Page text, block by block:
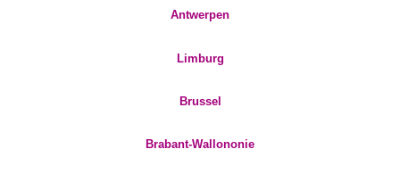
Antwerpen
Limburg
Brussel
Brabant-Wallononie